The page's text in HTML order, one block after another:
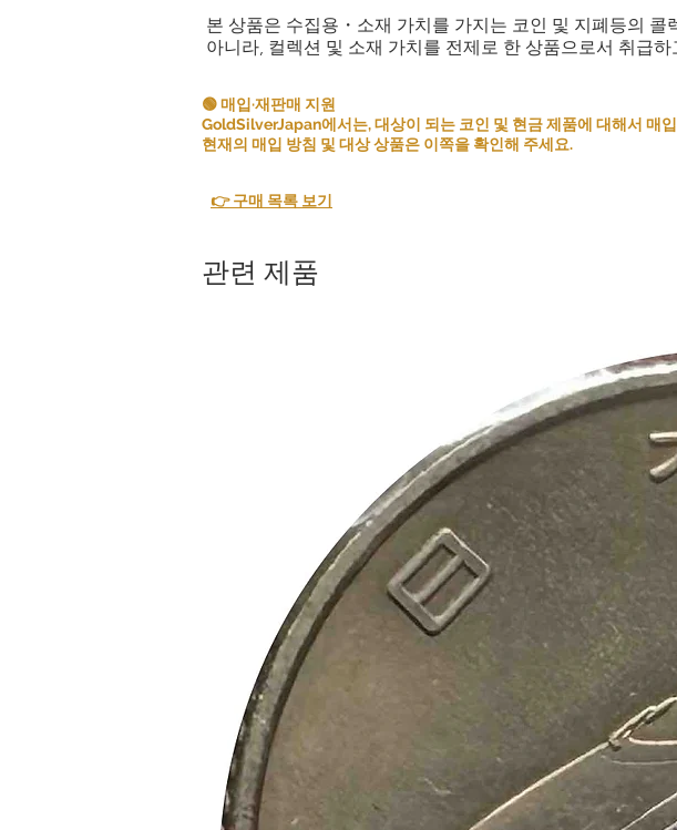
본 상품은 수집용・소재 가치를 가지는 코인 및 지폐등의
아니라, 컬렉션 및 소재 가치를 전제로 한 상품으로서 취급
🟢 매입·재판매 지원
GoldSilverJapan에서는, 대상이 되는 코인 및 현금 제품에 대해서 매
현재의 매입 방침 및 대상 상품은 이쪽을 확인해 주세요.
👉 구매 목록 보기
관련 제품